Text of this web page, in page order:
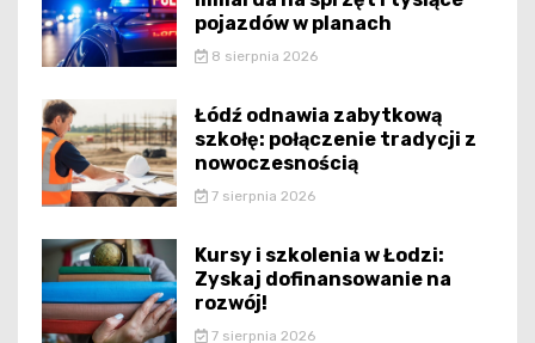
pojazdów w planach
8 sierpnia 2026
Łódź odnawia zabytkową
szkołę: połączenie tradycji z
nowoczesnością
7 sierpnia 2026
Kursy i szkolenia w Łodzi:
Zyskaj dofinansowanie na
rozwój!
7 sierpnia 2026